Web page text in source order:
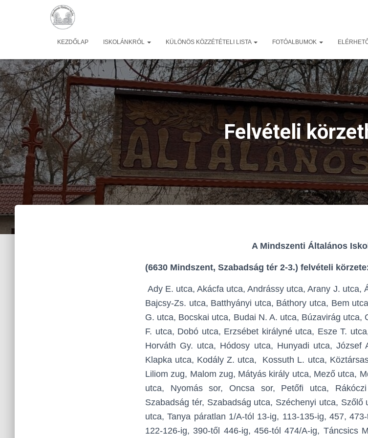
KEZDŐLAP ISKOLÁNKRÓL KÜLÖNÖS KÖZZÉTÉTELI LISTA FOTÓALBUMOK
Felvételi
A Mindszenti Általános
(6630 Mindszent, Szabadság tér 2-3.) felvételi
Ady E. utca, Akácfa utca, Andrássy utca, Arany J. utca,
Bajcsy-Zs. utca, Batthyányi utca, Báthory utca, Bem
G. utca, Bocskai utca, Budai N. A. utca, Búzavirág utca,
F. utca, Dobó utca, Erzsébet királyné utca, Esze T.
Horváth Gy. utca, Hódosy utca, Hunyadi utca,
Klapka utca, Kodály Z. utca, Kossuth L. utca,
Liliom zug, Malom zug, Mátyás király utca, Mező utca,
utca, Nyomás sor, Oncsa sor, Petőfi utca,
Szabadság tér, Szabadság utca, Széchenyi utca,
utca, Tanya páratlan 1/A-tól 13-ig, 113-135-ig, 457,
122-126-ig, 390-től 446-ig, 456-tól 474/A-ig, Táncsics